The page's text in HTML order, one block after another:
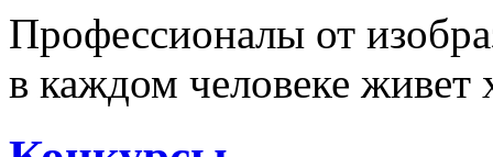
Профессионалы от
в каждом человеке живет